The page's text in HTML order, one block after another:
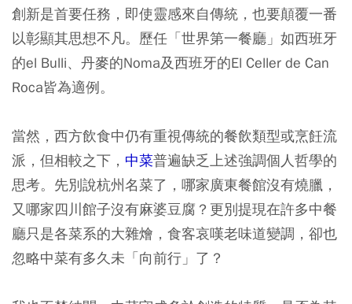
創新是首要任務，即使靈感來自傳統，也要顛覆一番
以彰顯其思想不凡。歷任「世界第一餐廳」如西班牙
的el Bulli、丹麥的Noma及西班牙的El Celler de Can
Roca皆為適例。
當然，西方飲食中仍有重視傳統的餐飲類型或烹飪流
派，但相較之下， 中菜普遍缺乏上述強調個人哲學的
思考。先別說杭州名菜了，哪家廣東餐館沒有燒臘，
又哪家四川館子沒有麻婆豆腐？更別提現在許多中餐
廳只是各菜系的大雜燴，食客哀嘆老味道變調，卻也
忽略中菜有多久未「向前行」了？